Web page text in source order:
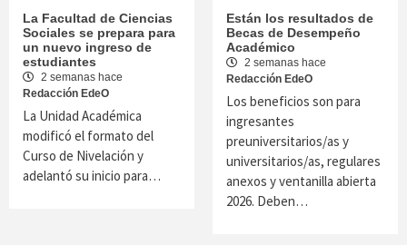
La Facultad de Ciencias
Sociales se prepara para
un nuevo ingreso de
estudiantes
2 semanas hace
Redacción EdeO
La Unidad Académica
modificó el formato del
Curso de Nivelación y
adelantó su inicio para…
Están los resultados de
Becas de Desempeño
Académico
2 semanas hace
Redacción EdeO
Los beneficios son para
ingresantes
preuniversitarios/as y
universitarios/as, regulares
anexos y ventanilla abierta
2026. Deben…